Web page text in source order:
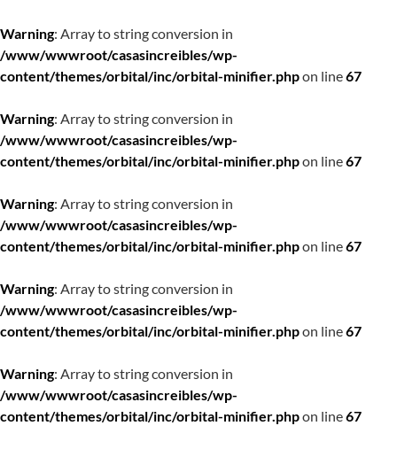
Warning: Array to string conversion in
/www/wwwroot/casasincreibles/wp-
content/themes/orbital/inc/orbital-minifier.phpon line67
Warning: Array to string conversion in
/www/wwwroot/casasincreibles/wp-
content/themes/orbital/inc/orbital-minifier.phpon line67
Warning: Array to string conversion in
/www/wwwroot/casasincreibles/wp-
content/themes/orbital/inc/orbital-minifier.phpon line67
Warning: Array to string conversion in
/www/wwwroot/casasincreibles/wp-
content/themes/orbital/inc/orbital-minifier.phpon line67
Warning: Array to string conversion in
/www/wwwroot/casasincreibles/wp-
content/themes/orbital/inc/orbital-minifier.phpon line67